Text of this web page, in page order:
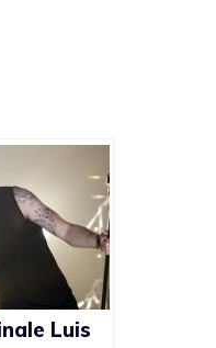
Luis